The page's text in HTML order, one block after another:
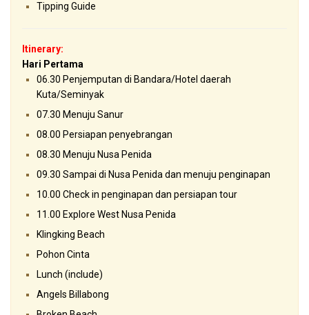
Tipping Guide
Itinerary:
Hari Pertama
06.30 Penjemputan di Bandara/Hotel daerah
Kuta/Seminyak
07.30 Menuju Sanur
08.00 Persiapan penyebrangan
08.30 Menuju Nusa Penida
09.30 Sampai di Nusa Penida dan menuju penginapan
10.00 Check in penginapan dan persiapan tour
11.00 Explore West Nusa Penida
Klingking Beach
Pohon Cinta
Lunch (include)
Angels Billabong